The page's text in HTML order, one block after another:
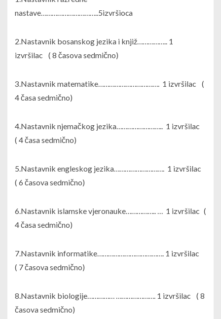
nastave…………………………..5izvršioca
2.Nastavnik bosanskog jezika i knjiž…………….. 1
izvršilac ( 8 časova sedmično)
3.Nastavnik matematike……………………………. 1 izvršilac (
4 časa sedmično)
4.Nastavnik njemačkog jezika…………………….. 1 izvršilac
( 4 časa sedmično)
5.Nastavnik engleskog jezika………………………. 1 izvršilac
( 6 časova sedmično)
6.Nastavnik islamske vjeronauke…………….. … 1 izvršilac (
4 časa sedmično)
7.Nastavnik informatike………………………………. 1 izvršilac
( 7 časova sedmično)
8.Nastavnik biologije…………… …………………. 1 izvršilac ( 8
časova sedmično)